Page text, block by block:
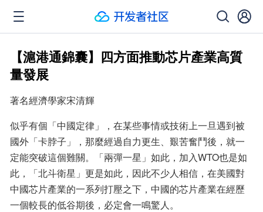
【滬港通錦囊】四方面推動芯片產業高質
量發展
著名經濟學家宋清輝
似乎有個「中國定律」，在某些事情或技術上一旦遇到被
國外「卡脖子」，那麼經過自力更生、艱苦奮鬥後，就一
定能突破這個難關。「兩彈一星」如此，加入WTO也是如
此，「北斗衛星」更是如此，因此不少人相信，在美國對
中國芯片產業的一系列打壓之下，中國的芯片產業在經歷
一個較長的低谷期後，必定會一鳴驚人。